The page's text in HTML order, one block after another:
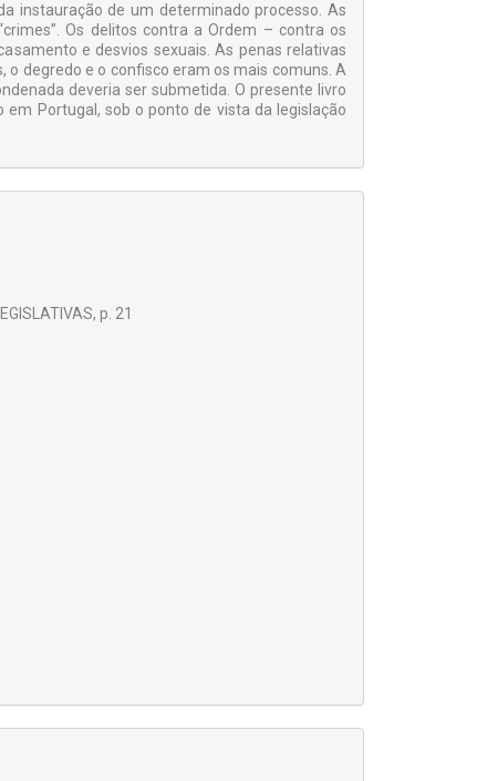
instauração de um determinado processo. As
Os delitos contra a Ordem – contra os
e desvios sexuais. As penas relativas
degredo e o confisco eram os mais comuns. A
deveria ser submetida. O presente livro
Portugal, sob o ponto de vista da legislação
p. 21